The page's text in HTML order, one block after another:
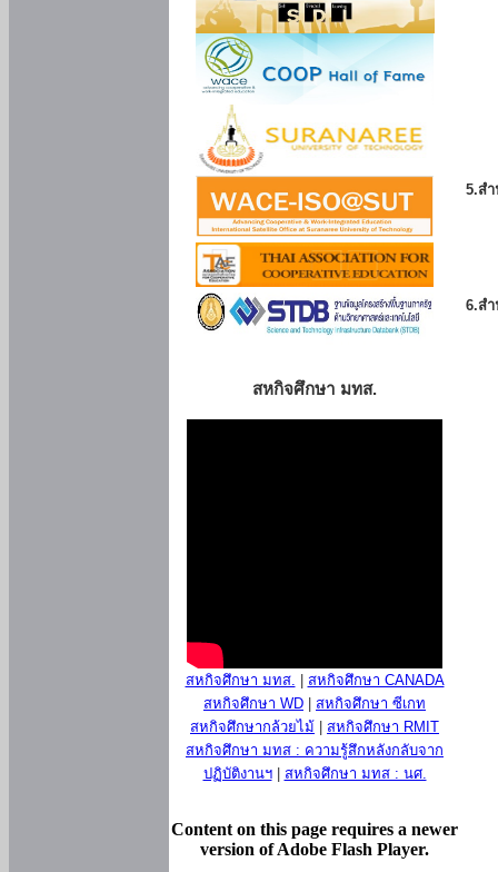
สหกิจศึกษา มทส.
สหกิจศึกษา มทส.
สหกิจศึกษา CANADA
สหกิจศึกษา WD
สหกิจศึกษา ซีเกท
สหกิจศึกษากล้วยไม้
สหกิจศึกษา RMIT
สหกิจศึกษา มทส : ความรู้สึกหลังกลับจาก
ปฏิบัติงานฯ| สหกิจศึกษา มทส : นศ.
Content on this page requires a newer
version of Adobe Flash Player.
5.ส
6.ส